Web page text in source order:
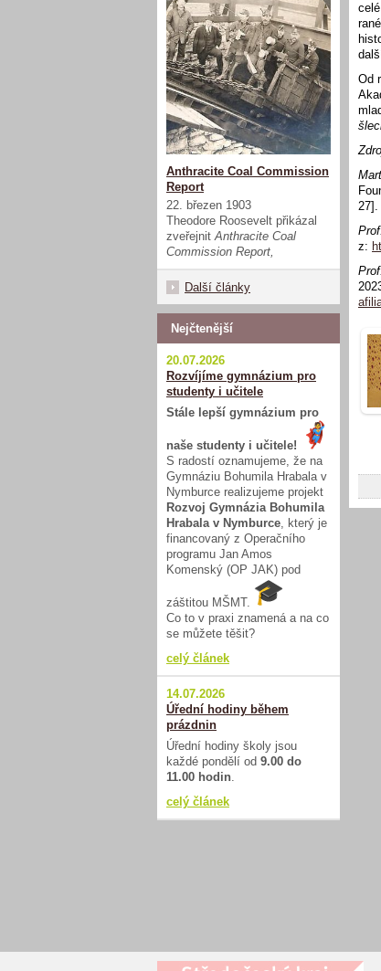
Od
27].
z:
Anthracite Coal Commission
Report
22. březen 1903
Theodore Roosevelt přikázal
zveřejnitAnthracite Coal
Commission Report,
Další články
Nejčtenější
20.07.2026
Rozvíjíme gymnázium pro
studenty i učitele
Stále lepší gymnázium pro
naše studenty i učitele!
S radostí oznamujeme, že na
Gymnáziu Bohumila Hrabala v
Nymburce realizujeme projekt
Rozvoj Gymnázia Bohumila
Hrabala v Nymburce, který je
financovaný z Operačního
programu Jan Amos
Komenský (OP JAK) pod
záštitou MŠMT.
Co to v praxi znamená a na co
se můžete těšit?
celý článek
14.07.2026
Úřední hodiny během
prázdnin
Úřední hodiny školy jsou
každé pondělí od 9.00 do
11.00 hodin.
celý článek